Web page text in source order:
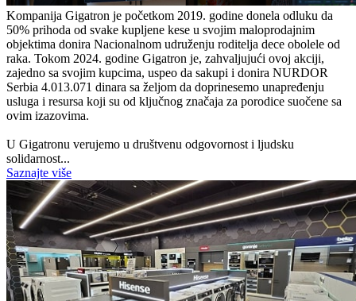
Kompanija Gigatron je početkom 2019. godine donela odluku da
50% prihoda od svake kupljene kese u svojim maloprodajnim
objektima donira Nacionalnom udruženju roditelja dece obolele od
raka. Tokom 2024. godine Gigatron je, zahvaljujući ovoj akciji,
zajedno sa svojim kupcima, uspeo da sakupi i donira NURDOR
Serbia 4.013.071 dinara sa željom da doprinesemo unapređenju
usluga i resursa koji su od ključnog značaja za porodice suočene sa
ovim izazovima.
U Gigatronu verujemo u društvenu odgovornost i ljudsku
solidarnost...
Saznajte više